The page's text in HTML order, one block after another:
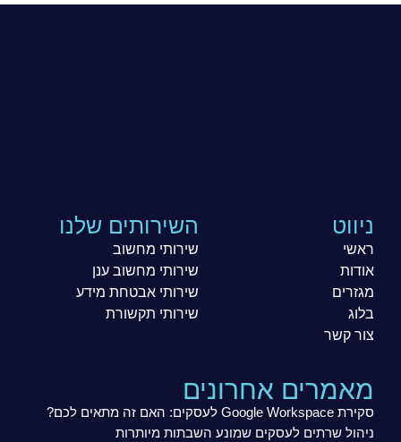
ניווט
ראשי
אודות
מגזרים
בלוג
צור קשר
השירותים שלנו
שירותי מחשוב
שירותי מחשוב ענן
שירותי אבטחת מידע
שירותי תקשורת
מאמרים אחרונים
סקירת Google Workspace לעסקים: האם זה מתאים לכם?
ניהול שרתים לעסקים שמונע השבתות מיותרות